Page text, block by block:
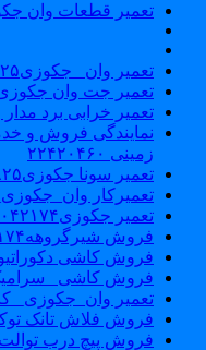
تعمیر قطعات وان
تعمیر وان _جکوزی۰۹۱۲۱۵۰۷۸۲۵
تعمیر جت وان جکوزی
تعمیر خرابی برد مدار
نمایندگی فروش و
زمینی ۲۲۴۲۰۴۶۰
تعمیر سونا جکوزی۰۹۱۲۱۵۰۷۸۲۵#| Sauna | Jacuzzi
تعمیرکار
تعمیر جکوزی۸۸۰۴۲۱۷۴_فروش وان جکوزی
فروش شیرگروهه۸۸۰۴۲۱۷۴_تعمیر شیرگروهه
فروش کاشی دکوراتیو۸۸۰۴۲۱۷۴_فروش کاشی بین کابینتی
فروش کاشی _سرامیک۸۸۰۴۲۱۷۴
تعمیر وان_جکوزی_ کابین
فروش فلاش تانک
فروش پیچ درب توالت